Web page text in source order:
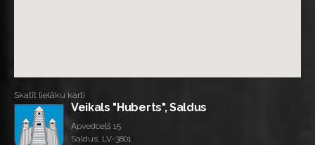
Skatīt lielāku karti
Veikals "Huberts", Saldus
Apvedceļš 15
Saldus, LV-3801